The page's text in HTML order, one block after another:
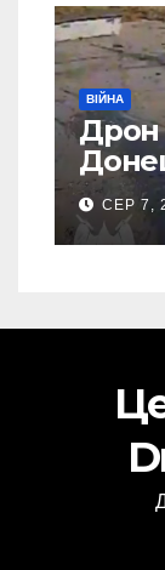
ВІЙНА
Дрон
СЕР 7,